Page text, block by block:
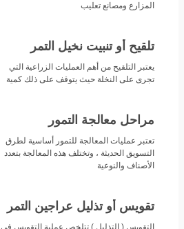
المزارع ومصانع تعليب
تلقيح أو تنبيت نخيل التمر
يعتبر التلقيح من أهم العمليات الزراعية التي
تجرى على النخلة حيث يتوقف على ذلك كمية
مراحل معالجة التمور
تعتبر عمليات المعالجة للتمور أساسية لطرق
التسويق الحديثة ، وتختلف هذه المعالجة بتعدد
الأصناف والنوعية
تقويس أو تذليل عراجين التمر
التقويس ( التذليل ) تتلخص عملية التقويس في